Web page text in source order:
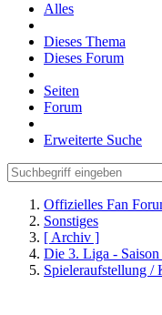
Alles
Dieses Thema
Dieses Forum
Seiten
Forum
Erweiterte Suche
Offizielles Fan
Sonstiges
[ Archiv ]
Die 3. Liga -
Spieleraufstellung /